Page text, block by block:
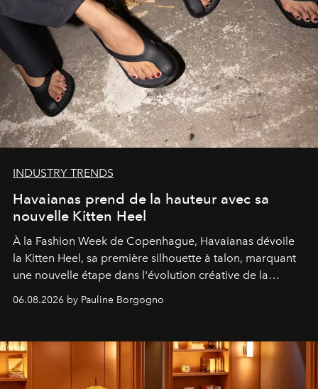
INDUSTRY TRENDS
Havaianas prend de la hauteur avec sa
nouvelle Kitten Heel
À la Fashion Week de Copenhague, Havaianas dévoile
la Kitten Heel, sa première silhouette à talon, marquant
une nouvelle étape dans l'évolution créative de la
06.08.2026 by Pauline Borgogno